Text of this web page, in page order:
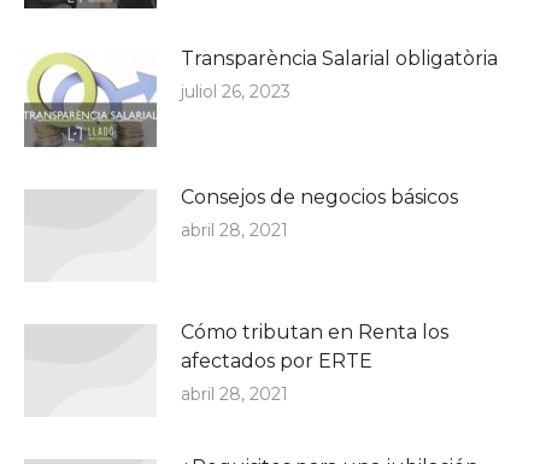
Transparència Salarial obligatòria
juliol 26, 2023
Consejos de negocios básicos
abril 28, 2021
Cómo tributan en Renta los
afectados por ERTE
abril 28, 2021